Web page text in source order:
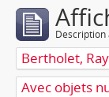
Description
Bertholet,
Avec objets